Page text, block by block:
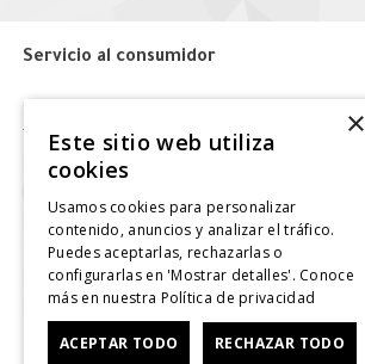
Servicio al consumidor
Tiendas
Contáctanos
Giftcard
Solicitar Factura
CyberDay
×
Este sitio web utiliza
cookies
Usamos cookies para personalizar
contenido, anuncios y analizar el tráfico.
Puedes aceptarlas, rechazarlas o
configurarlas en 'Mostrar detalles'. Conoce
más en nuestra Política de privacidad
ACEPTAR TODO RECHAZAR TODO